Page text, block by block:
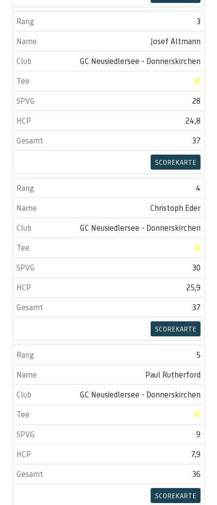
3
Josef Altmann
GC Neusiedlersee - Donnerskirchen
28
24,8
37
SCOREKARTE
4
Christoph Eder
GC Neusiedlersee - Donnerskirchen
30
25,9
37
SCOREKARTE
5
Paul Rutherford
GC Neusiedlersee - Donnerskirchen
9
7,9
36
SCOREKARTE